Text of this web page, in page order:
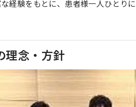
経験をもとに、患者様一人ひとり
理念・方針